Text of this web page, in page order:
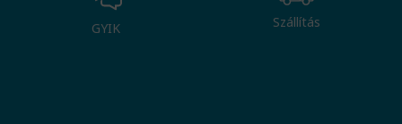
GYIK Szállítás